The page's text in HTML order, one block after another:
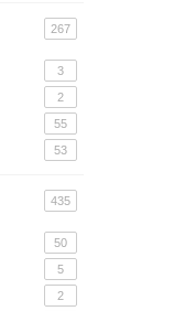
267
3
2
55
53
435
50
5
2